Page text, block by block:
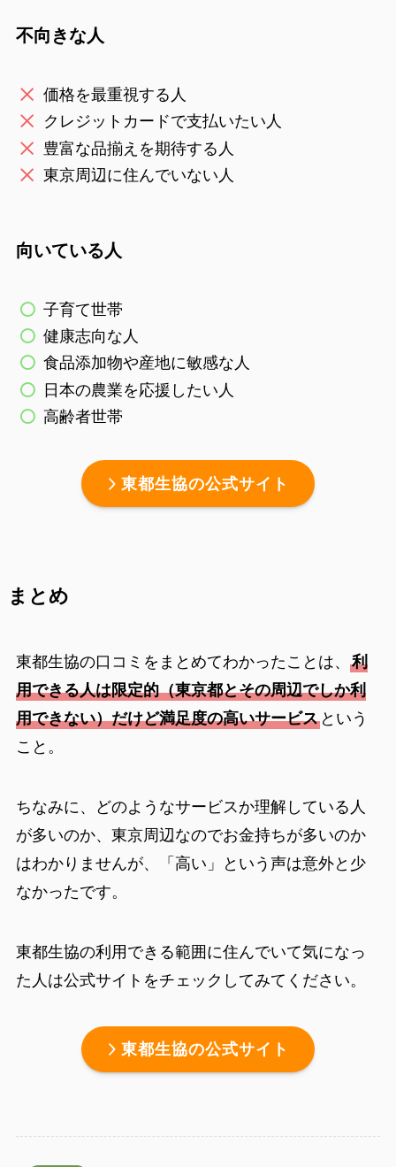
不向きな人
価格を最重視する人
クレジットカードで支払いたい人
豊富な品揃えを期待する人
東京周辺に住んでいない人
向いている人
子育て世帯
健康志向な人
食品添加物や産地に敏感な人
日本の農業を応援したい人
高齢者世帯
東都生協の公式サイト
まとめ
東都生協の口コミをまとめてわかったことは、 利
用できる人は限定的（東京都とその周辺でしか利
用できない）だけど満足度の高いサービスという
こと。
ちなみに、どのようなサービスか理解している人
が多いのか、東京周辺なのでお金持ちが多いのか
はわかりませんが、「高い」という声は意外と少
なかったです。
東都生協の利用できる範囲に住んでいて気になっ
た人は公式サイトをチェックしてみてください。
東都生協の公式サイト